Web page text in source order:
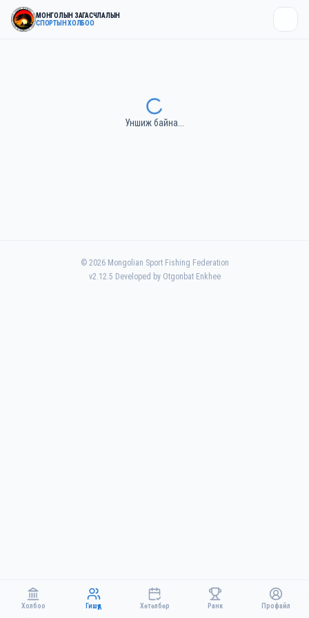
МОНГОЛЫН ЗАГАСЧЛАЛЫН
СПОРТЫН ХОЛБОО
Холбоо Гишүүд Хөтөлбөр Ранк Профайл
Уншиж байна...
© 2026Mongolian Sport Fishing Federation
v2.12.5 Developed by Otgonbat Enkhee